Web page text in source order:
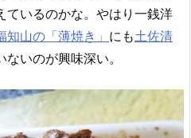
ているのかな。やはり一銭洋
知山の「薄焼き」 にも土佐清
ないのが興味深い。